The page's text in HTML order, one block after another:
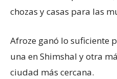
chozas y casas para las
Afroze ganó lo suficiente
una en Shimshal y otra
ciudad más cercana.